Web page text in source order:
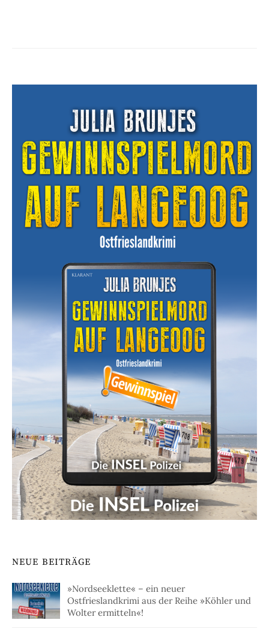
NEUE BEITRÄGE
»Nordseeklette« – ein neuer
Ostfrieslandkrimi aus der Reihe »Köhler und
Wolter ermitteln«!